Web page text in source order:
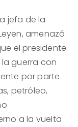
jefa de la
amenazó
el presidente
guerra con
por parte
petróleo,
a la vuelta